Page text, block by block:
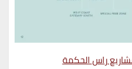
راس الحكمة